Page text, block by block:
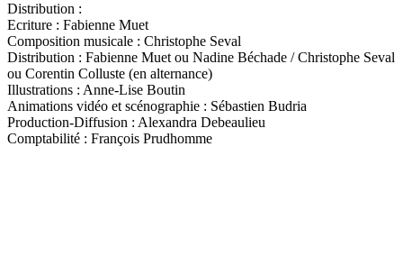
Distribution :
Ecriture : Fabienne Muet
Composition musicale : Christophe Seval
Distribution : Fabienne Muet ou Nadine Béchade / Christophe Seval
ou Corentin Colluste (en alternance)
Illustrations : Anne-Lise Boutin
Animations vidéo et scénographie : Sébastien Budria
Production-Diffusion : Alexandra Debeaulieu
Comptabilité : François Prudhomme